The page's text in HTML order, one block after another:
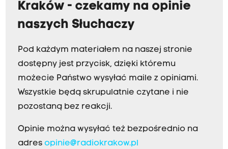
Kraków - czekamy na opinie
naszych Słuchaczy
Pod każdym materiałem na naszej stronie
dostępny jest przycisk, dzięki któremu
możecie Państwo wysyłać maile z opiniami.
Wszystkie będą skrupulatnie czytane i nie
pozostaną bez reakcji.
Opinie można wysyłać też bezpośrednio na
adres opinie@radiokrakow.pl